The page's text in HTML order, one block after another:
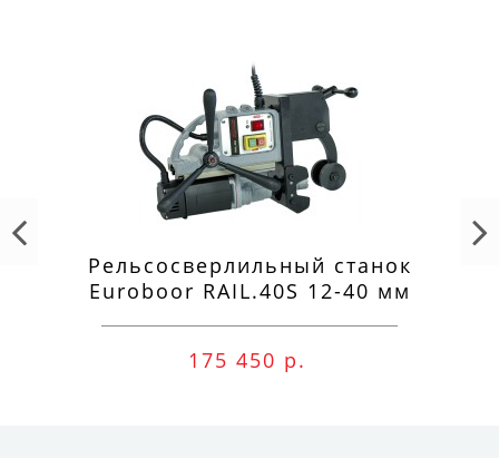
Рельсосверлильный станок
Euroboor RAIL.40S 12-40 мм
175 450 р.